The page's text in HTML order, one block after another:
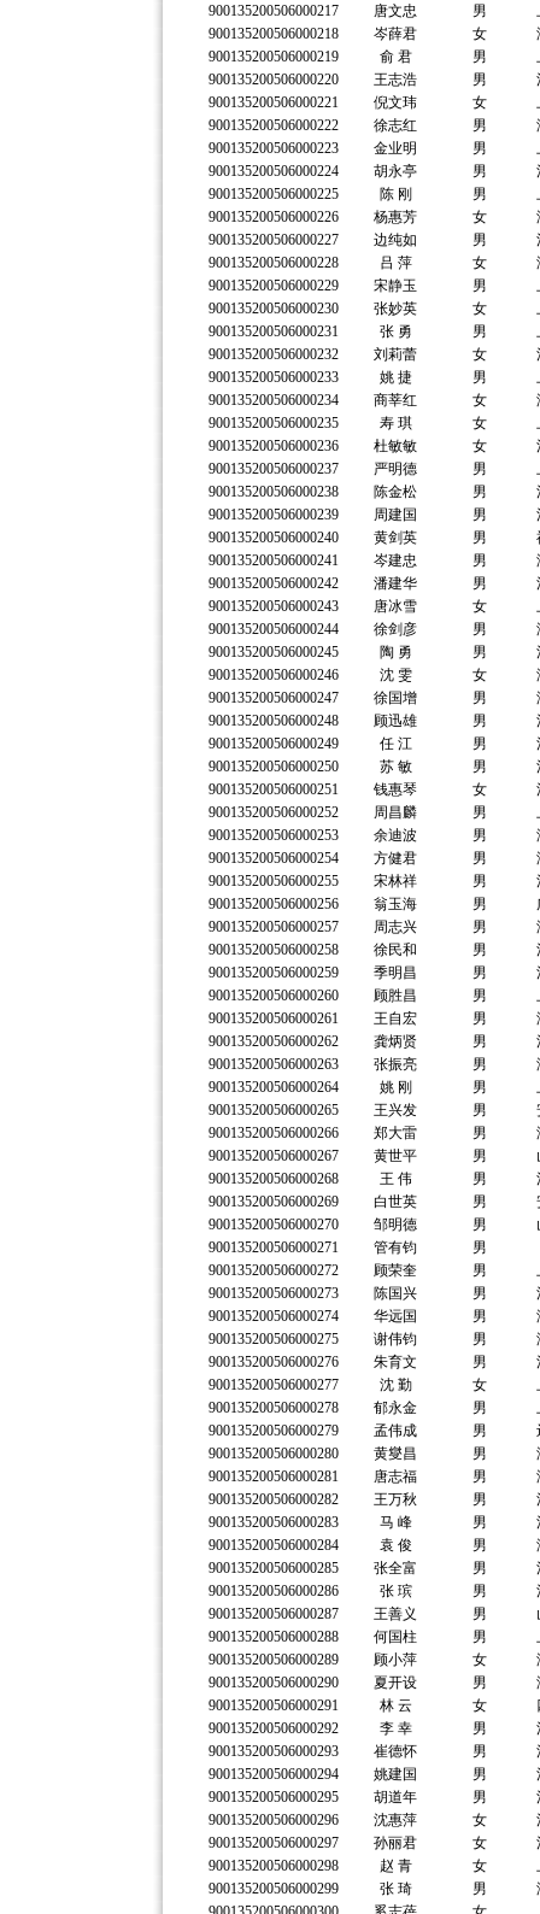
900135200506000217
唐文忠 男
900135200506000218
岑薛君 女
900135200506000219
俞 君 男
900135200506000220
王志浩 男
900135200506000221
倪文玮 女
900135200506000222
徐志红 男
900135200506000223
金业明 男
900135200506000224
胡永亭 男
900135200506000225
陈 刚 男
900135200506000226
杨惠芳 女
900135200506000227
边纯如 男
900135200506000228
吕 萍 女
900135200506000229
宋静玉 男
900135200506000230
张妙英 女
900135200506000231
张 勇 男
900135200506000232
刘莉蕾 女
900135200506000233
姚 捷 男
900135200506000234
商莘红 女
900135200506000235
寿 琪 女
900135200506000236
杜敏敏 女
900135200506000237
严明德 男
900135200506000238
陈金松 男
900135200506000239
周建国 男
900135200506000240
黄剑英 男
900135200506000241
岑建忠 男
900135200506000242
潘建华 男
900135200506000243
唐冰雪 女
900135200506000244
徐剑彦 男
900135200506000245
陶 勇 男
900135200506000246
沈 雯 女
900135200506000247
徐国增 男
900135200506000248
顾迅雄 男
900135200506000249
任 江 男
900135200506000250
苏 敏 男
900135200506000251
钱惠琴 女
900135200506000252
周昌麟 男
900135200506000253
余迪波 男
900135200506000254
方健君 男
900135200506000255
宋林祥 男
900135200506000256
翁玉海 男
900135200506000257
周志兴 男
900135200506000258
徐民和 男
900135200506000259
季明昌 男
900135200506000260
顾胜昌 男
900135200506000261
王自宏 男
900135200506000262
龚炳贤 男
900135200506000263
张振亮 男
900135200506000264
姚 刚 男
900135200506000265
王兴发 男
900135200506000266
郑大雷 男
900135200506000267
黄世平 男
900135200506000268
王 伟 男
900135200506000269
白世英 男
900135200506000270
邹明德 男
900135200506000271
管有钧
男
900135200506000272
顾荣奎 男
900135200506000273
陈国兴 男
900135200506000274
华远国 男
900135200506000275
谢伟钧 男
900135200506000276
朱育文 男
900135200506000277
沈 勤 女
900135200506000278
郁永金 男
900135200506000279
孟伟成 男
900135200506000280
黄燮昌 男
900135200506000281
唐志福 男
900135200506000282
王万秋 男
900135200506000283
马 峰 男
900135200506000284
袁 俊 男
900135200506000285
张全富 男
900135200506000286
张 瑸 男
900135200506000287
王善义 男
900135200506000288
何国柱 男
900135200506000289
顾小萍 女
900135200506000290
夏开设 男
900135200506000291
林 云 女
900135200506000292
李 幸 男
900135200506000293
崔德怀 男
900135200506000294
姚建国 男
900135200506000295
胡道年 男
900135200506000296
沈惠萍 女
900135200506000297
孙丽君 女
900135200506000298
赵 青 女
900135200506000299
张 琦 男